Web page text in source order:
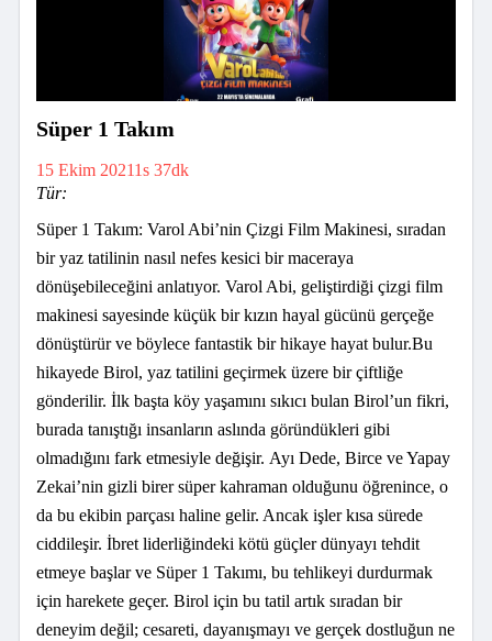
Süper 1 Takım
15 Ekim 20211s 37dk
Tür:
Süper 1 Takım: Varol Abi’nin Çizgi Film Makinesi, sıradan
bir yaz tatilinin nasıl nefes kesici bir maceraya
dönüşebileceğini anlatıyor. Varol Abi, geliştirdiği çizgi film
makinesi sayesinde küçük bir kızın hayal gücünü gerçeğe
dönüştürür ve böylece fantastik bir hikaye hayat bulur.Bu
hikayede Birol, yaz tatilini geçirmek üzere bir çiftliğe
gönderilir. İlk başta köy yaşamını sıkıcı bulan Birol’un fikri,
burada tanıştığı insanların aslında göründükleri gibi
olmadığını fark etmesiyle değişir. Ayı Dede, Birce ve Yapay
Zekai’nin gizli birer süper kahraman olduğunu öğrenince, o
da bu ekibin parçası haline gelir. Ancak işler kısa sürede
ciddileşir. İbret liderliğindeki kötü güçler dünyayı tehdit
etmeye başlar ve Süper 1 Takımı, bu tehlikeyi durdurmak
için harekete geçer. Birol için bu tatil artık sıradan bir
deneyim değil; cesareti, dayanışmayı ve gerçek dostluğun ne